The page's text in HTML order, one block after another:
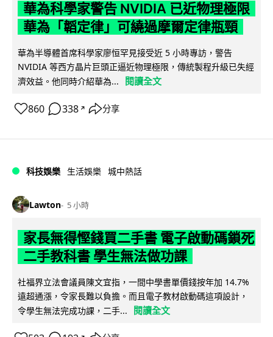
華為科學家警告 NVIDIA 已近物理極限
華為「韜定律」可繞過摩爾定律瓶頸
華為半導體首席科學家廖恒罕見接受近 5 小時專訪，警告
NVIDIA 等西方晶片巨頭正逼近物理極限，傳統製程升級已失經
濟效益。他同時介紹華為...
閱讀全文
860 338 ↗ 分享
科技娛樂 生活娛樂 城中熱話
Lawton 5 小時
家長無得慳錢買二手書 電子啟動碼鎖死
二手教科書 學生無法做功課
社福界立法會議員陳文宜指，一間中學書單價錢按年加 14.7%
遠超通漲，令家長難以負擔。而且電子教材啟動碼這項設計，
令學生無法完成功課，二手...
閱讀全文